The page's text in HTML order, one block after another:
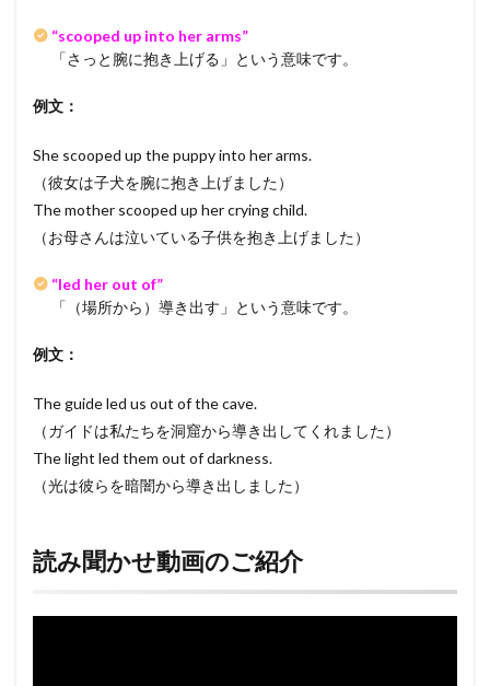
“scooped up into her arms”
「さっと腕に抱き上げる」という意味です。
例文：
She scooped up the puppy into her arms.
（彼女は子犬を腕に抱き上げました）
The mother scooped up her crying child.
（お母さんは泣いている子供を抱き上げました）
“led her out of”
「（場所から）導き出す」という意味です。
例文：
The guide led us out of the cave.
（ガイドは私たちを洞窟から導き出してくれました）
The light led them out of darkness.
（光は彼らを暗闇から導き出しました）
読み聞かせ動画のご紹介